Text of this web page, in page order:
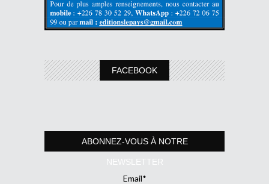
FACEBOOK
ABONNEZ-VOUS À NOTRE
NEWSLETTER
Email*